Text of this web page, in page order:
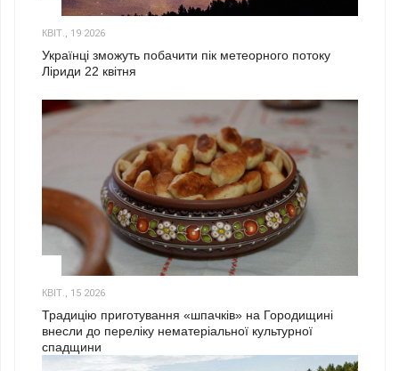
КВІТ., 19 2026
Українці зможуть побачити пік метеорного потоку
Ліриди 22 квітня
КВІТ., 15 2026
Традицію приготування «шпачків» на Городищині
внесли до переліку нематеріальної культурної
спадщини